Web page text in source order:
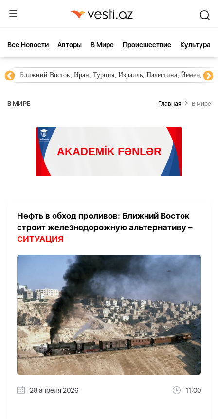
Все Новости Aвторы В Мире Происшествие Культура
Ближний Восток, Иран, Турция, Израиль, Палестина, Йемен,
В МИРЕ Главная В мире
Нефть в обход проливов: Ближний Восток
строит железнодорожную альтернативу –
СИТУАЦИЯ
28 апреля 2026 11:00